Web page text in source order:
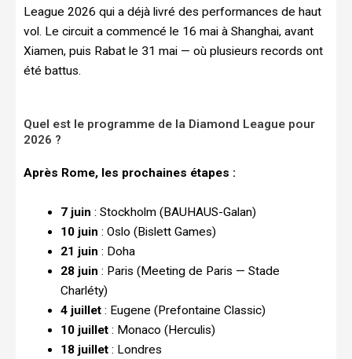
League 2026 qui a déjà livré des performances de haut
vol. Le circuit a commencé le 16 mai à Shanghai, avant
Xiamen, puis Rabat le 31 mai — où plusieurs records ont
été battus.
Quel est le programme de la Diamond League pour
2026 ?
Après Rome, les prochaines étapes :
7 juin : Stockholm (BAUHAUS-Galan)
10 juin : Oslo (Bislett Games)
21 juin : Doha
28 juin : Paris (Meeting de Paris — Stade
Charléty)
4 juillet: Eugene (Prefontaine Classic)
10 juillet: Monaco (Herculis)
18 juillet: Londres